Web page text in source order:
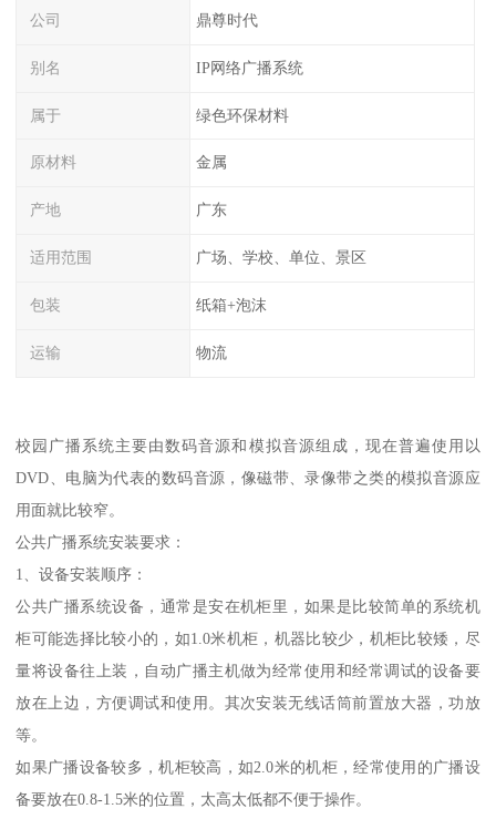
公司 鼎尊时代
别名 IP网络广播系统
属于 绿色环保材料
原材料 金属
产地 广东
适用范围 广场、学校、单位、景区
包装 纸箱+泡沫
运输 物流
校园广播系统主要由数码音源和模拟音源组成，现在普遍使用以
DVD、电脑为代表的数码音源，像磁带、录像带之类的模拟音源应
用面就比较窄。
公共广播系统安装要求：
1、设备安装顺序：
公共广播系统设备，通常是安在机柜里，如果是比较简单的系统机
柜可能选择比较小的，如1.0米机柜，机器比较少，机柜比较矮，尽
量将设备往上装，自动广播主机做为经常使用和经常调试的设备要
放在上边，方便调试和使用。其次安装无线话筒前置放大器，功放
等。
如果广播设备较多，机柜较高，如2.0米的机柜，经常使用的广播设
备要放在0.8-1.5米的位置，太高太低都不便于操作。